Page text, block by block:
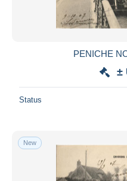
PENICHE
±
Status
New